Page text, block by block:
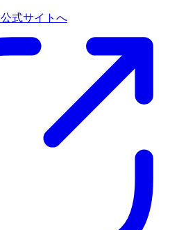
公式サイトへ